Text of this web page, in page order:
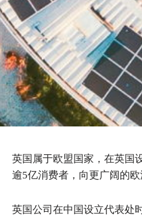
英国属于欧盟国家，在英国
逾5亿消费者，向更广阔的欧
英国公司在中国设立代表处